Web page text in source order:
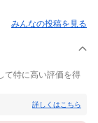
みんなの投稿を見る
て特に高い評価を得
詳しくはこちら